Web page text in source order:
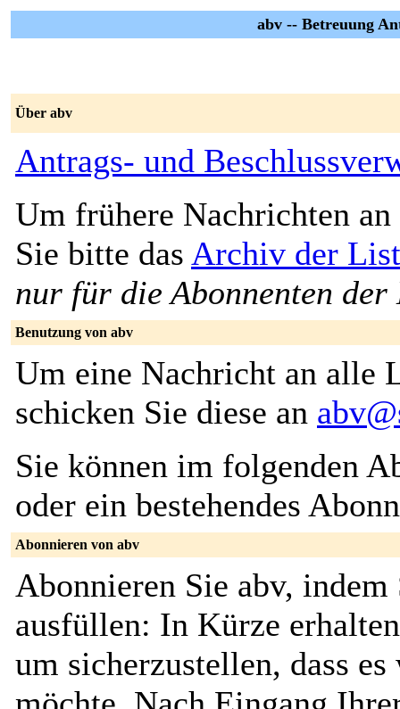
abv -- Betreuung
Über abv
Antrags- und
Um frühere Nachrichten an
Sie bitte das Archiv der
nur für die Abonnenten
Benutzung von abv
Um eine Nachricht an alle
schicken Sie diese an
Sie können im folgenden
oder ein bestehendes
Abonnieren von abv
Abonnieren Sie abv,
ausfüllen: In Kürze
um sicherzustellen, dass